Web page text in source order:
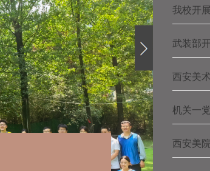
我校开
武装部
西安美
机关一
西安美